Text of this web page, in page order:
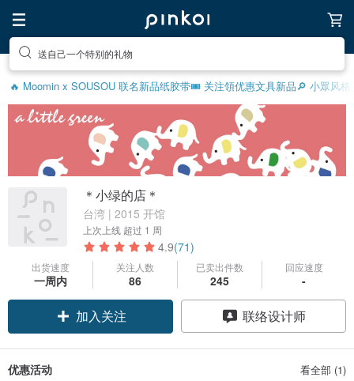
送自己一个特别的礼物
🔥 Moomin x SOUSOU 联名新品纸胶带🎟️ 关注領优惠文具新品🔎 小眾风格
＊小绿的店＊
台湾 | 2015 开馆
上次上线 超过 1 周
4.9(71)
出货速度
一周内
关注人数
86
已卖出件数
245
回应速度
-
加入关注 联络设计师
优惠活动 看全部 (1)